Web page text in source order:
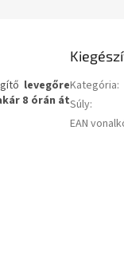
levegőre
8 órán át
Kategória:
Súly:
EAN